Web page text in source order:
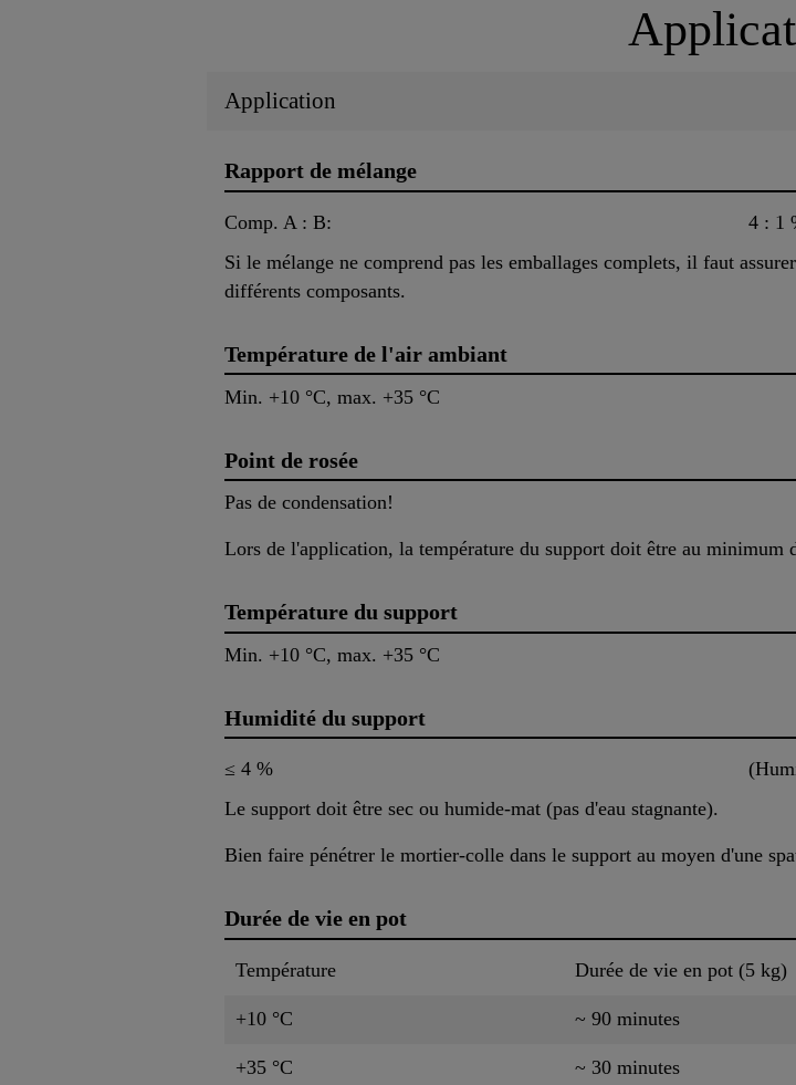
Application
Rapport de mélange
Comp. A : B:
4 : 1
Si le mélange ne comprend pas les emballages complets, il faut
différents composants.
Température de l'air ambiant
Min. +10 °C, max. +35 °C
Point de rosée
Pas de condensation!
Lors de l'application, la température du support doit être au minimum
Température du support
Min. +10 °C, max. +35 °C
Humidité du support
≤ 4 %
Le support doit être sec ou humide-mat (pas d'eau stagnante).
Bien faire pénétrer le mortier-colle dans le support au moyen d'une
Durée de vie en pot
Température Durée de vie en pot (5 kg)
+10 °C ~ 90 minutes
+35 °C ~ 30 minutes